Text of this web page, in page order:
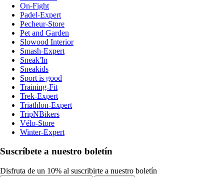
On-Fight
Padel-Expert
Pecheur-Store
Pet and Garden
Slowood Interior
Smash-Expert
Sneak'In
Sneakids
Sport is good
Training-Fit
Trek-Expert
Triathlon-Expert
TripNBikers
Vélo-Store
Winter-Expert
Suscríbete a nuestro boletín
Disfruta de un 10% al suscribirte a nuestro boletín